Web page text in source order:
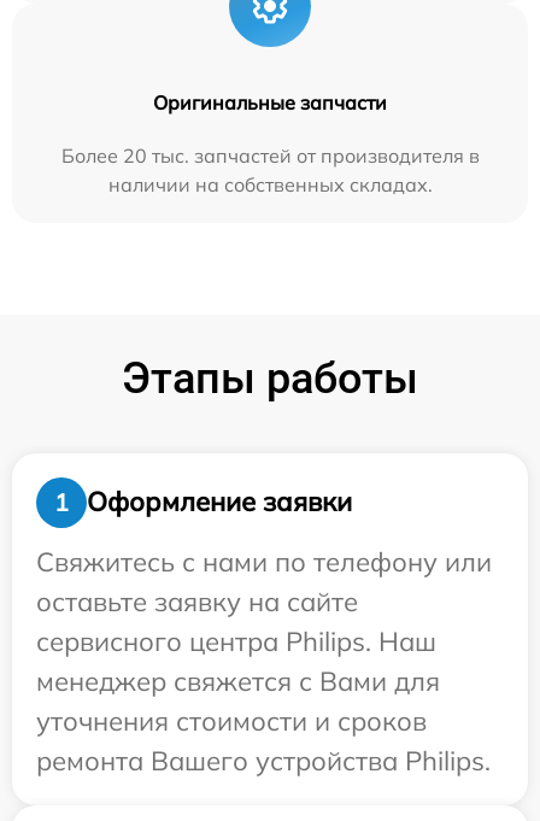
Оригинальные запчасти
Более 20 тыс. запчастей от производителя в
наличии на собственных складах.
Этапы работы
1
Оформление заявки
Свяжитесь с нами по телефону или
оставьте заявку на сайте
сервисного центра Philips. Наш
менеджер свяжется с Вами для
уточнения стоимости и сроков
ремонта Вашего устройства Philips.